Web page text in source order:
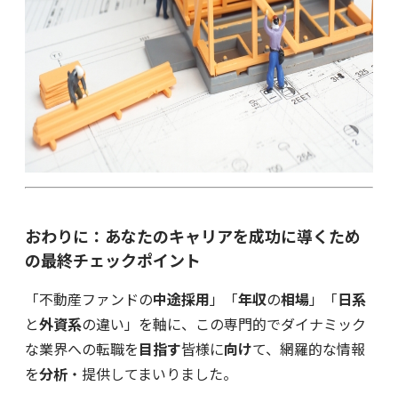
おわりに：あなたのキャリアを成功に導くため
の最終チェックポイント
「不動産ファンドの中途採用」「年収の相場」「日系
と外資系の違い」を軸に、この専門的でダイナミック
な業界への転職を目指す皆様に向けて、網羅的な情報
を分析 ・提供してまいりました。